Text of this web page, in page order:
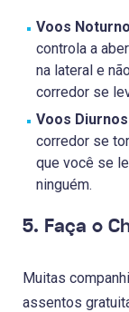
Voos
controla a
na lateral e
corredor se
Voos
corredor se
que você se
ninguém.
5. Faça o
Muitas
assentos